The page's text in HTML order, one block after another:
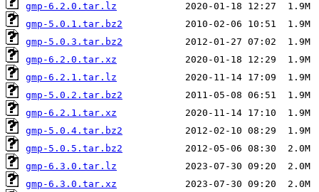
gmp-6.2.0.tar.lz
gmp-5.0.1.tar.bz2
gmp-5.0.3.tar.bz2
gmp-6.2.0.tar.xz
gmp-6.2.1.tar.lz
gmp-5.0.2.tar.bz2
gmp-6.2.1.tar.xz
gmp-5.0.4.tar.bz2
gmp-5.0.5.tar.bz2
gmp-6.3.0.tar.lz
gmp-6.3.0.tar.xz